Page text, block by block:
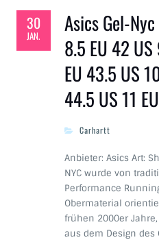
30
JAN.
Asics Gel-
8.5 EU 42
EU 43.5 US
44.5 US 11
Carhartt
Anbieter: Asics Art:
NYC wurde von
Performance
Obermaterial
frühen 2000er
aus dem Design des